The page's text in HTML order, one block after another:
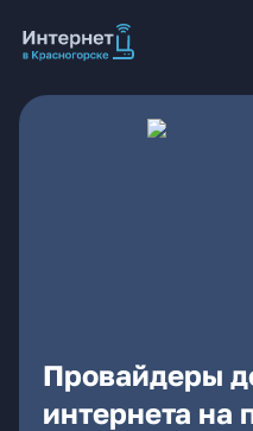
Провайдеры
интернета на